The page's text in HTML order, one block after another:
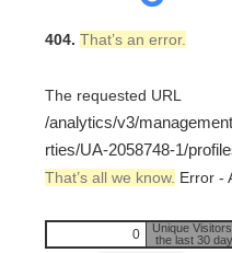
404. That’s an error.
The requested URL
/analytics/v3/
rties/UA-2058748-1/
That’s all we know. Error -
0
Unique
the last 30